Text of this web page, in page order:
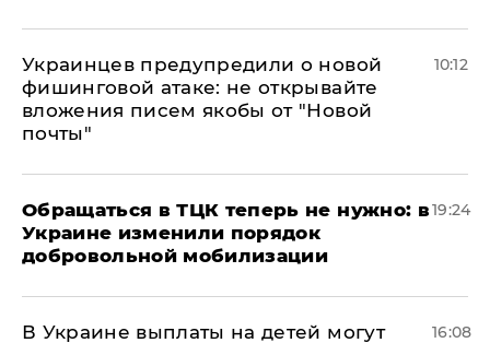
Украинцев предупредили о новой
фишинговой атаке: не открывайте
вложения писем якобы от "Новой
почты"
10:12
Обращаться в ТЦК теперь не нужно: в
Украине изменили порядок
добровольной мобилизации
19:24
В Украине выплаты на детей могут
16:08